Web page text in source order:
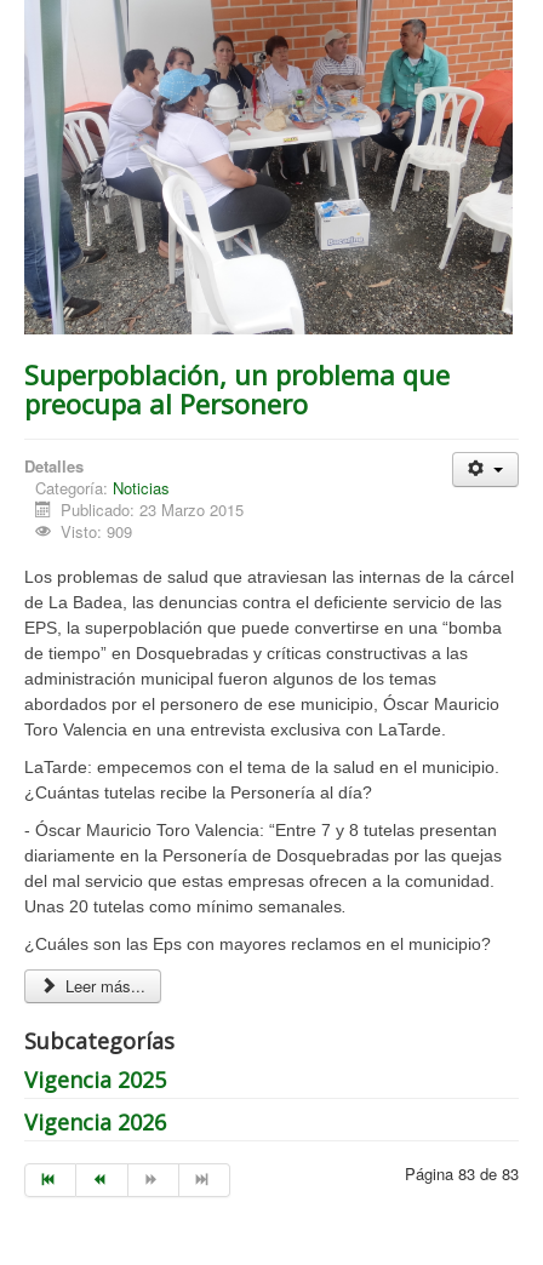
Superpoblación, un problema que
preocupa al Personero
Detalles
Categoría: Noticias
Publicado: 23 Marzo 2015
Visto: 909
Los problemas de salud que atraviesan las internas de la cárcel
de La Badea, las denuncias contra el deficiente servicio de las
EPS, la superpoblación que puede convertirse en una “bomba
de tiempo” en Dosquebradas y críticas constructivas a las
administración municipal fueron algunos de los temas
abordados por el personero de ese municipio, Óscar Mauricio
Toro Valencia en una entrevista exclusiva con LaTarde.
LaTarde: empecemos con el tema de la salud en el municipio.
¿Cuántas tutelas recibe la Personería al día?
- Óscar Mauricio Toro Valencia: “Entre 7 y 8 tutelas presentan
diariamente en la Personería de Dosquebradas por las quejas
del mal servicio que estas empresas ofrecen a la comunidad.
Unas 20 tutelas como mínimo semanales.
¿Cuáles son las Eps con mayores reclamos en el municipio?
Leer más...
Subcategorías
Vigencia 2025
Vigencia 2026
Página 83 de 83